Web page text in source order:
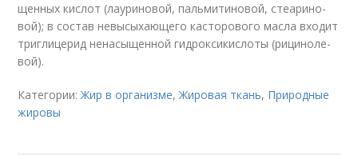
щен­ных ки­слот (лау­ри­но­вой, паль­ми­ти­но­вой, стеа­ри­но­
вой); в со­став не­вы­сы­хаю­ще­го кас­то­ро­во­го мас­ла вхо­дит
три­гли­це­рид не­на­сы­щен­ной гид­ро­кси­кис­ло­ты (ри­ци­но­ле­
вой).
Категории:Жир в организме,Жировая ткань, Природные
жировы